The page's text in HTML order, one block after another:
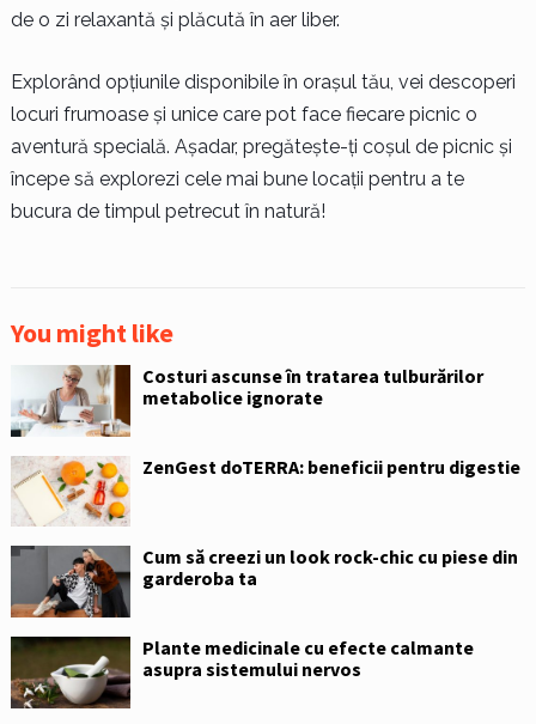
de o zi relaxantă și plăcută în aer liber.
Explorând opțiunile disponibile în orașul tău, vei descoperi
locuri frumoase și unice care pot face fiecare picnic o
aventură specială. Așadar, pregătește-ți coșul de picnic și
începe să explorezi cele mai bune locații pentru a te
bucura de timpul petrecut în natură!
You might like
Costuri ascunse în tratarea tulburărilor
metabolice ignorate
ZenGest doTERRA: beneficii pentru digestie
Cum să creezi un look rock-chic cu piese din
garderoba ta
Plante medicinale cu efecte calmante
asupra sistemului nervos